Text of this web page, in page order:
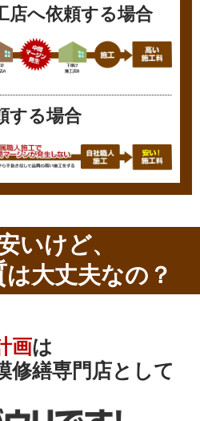
店へ依頼する場合
する場合
いけど、
は大丈夫なの？
画は
修繕専門店として